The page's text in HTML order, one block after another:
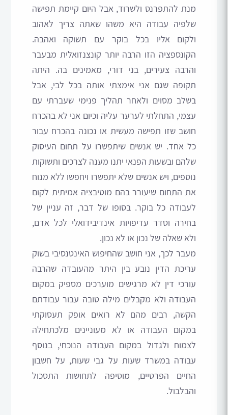
מנת להתפרנס ולשרוד, אבל היום קיימת תפישה
שלפיה עבודה היא משהו שאתה צריך לאהוב
ולקום אליו בכל בוקר עם תשוקה ואהבה.
הקונספציה הזו הרבה יותר קונצנזואלית מבעבר
והרבה צעירים, בני דורי, מאמינים בה. היתה
תקופה שגם אני אימצתי אותה בכל לבי, אבל
בשלב מסוים ולאחר תהליך פנימי שעברתי עם
עצמי, התחלתי לערער עליה וכיום אני לא בהכרח
חושב שזו תפישה מעשית או נכונה בהכרח עבור
כל אחד. יש אנשים שיתפשרו על תחום העיסוק
שלהם ובשעות הפנאי יתנו מענה לצרכים ותשוקות
נוספים, ויש אנשים שלא יתפשרו ויחפשו ללא מנוח
את התחום שיעורר בהם מוטיבציה אמיתית לקום
לעבודה כל בוקר. בסופו של דבר, זה עניין של
בחירה וסדר עדיפויות אינדיבידואלי לכל אדם,
ולא שאלה של נכון או לא נכון.
מעבר לכך, אני חושב שהחיפוש האינטנסיבי בשוק
עריכת הדין נובע בין היתר מהעובדה שהרבה
עורכי דין לא מרגישים מוערכים מספיק במקום
העבודה ולא מקבלים מילה טובה עבור עבודתם
הקשה, רבים מהם לא רואים אופק תעסוקתי
במקום העבודה או לא מעוניינים מלכתחילה
לצמוח ולגדול במקום העבודה הנוכחי, בנוסף
עבודה במשרד שעות על גבי שעות, על חשבון
החיים הפרטיים, מוסיפה לתחושות התסכול
והבלבול.